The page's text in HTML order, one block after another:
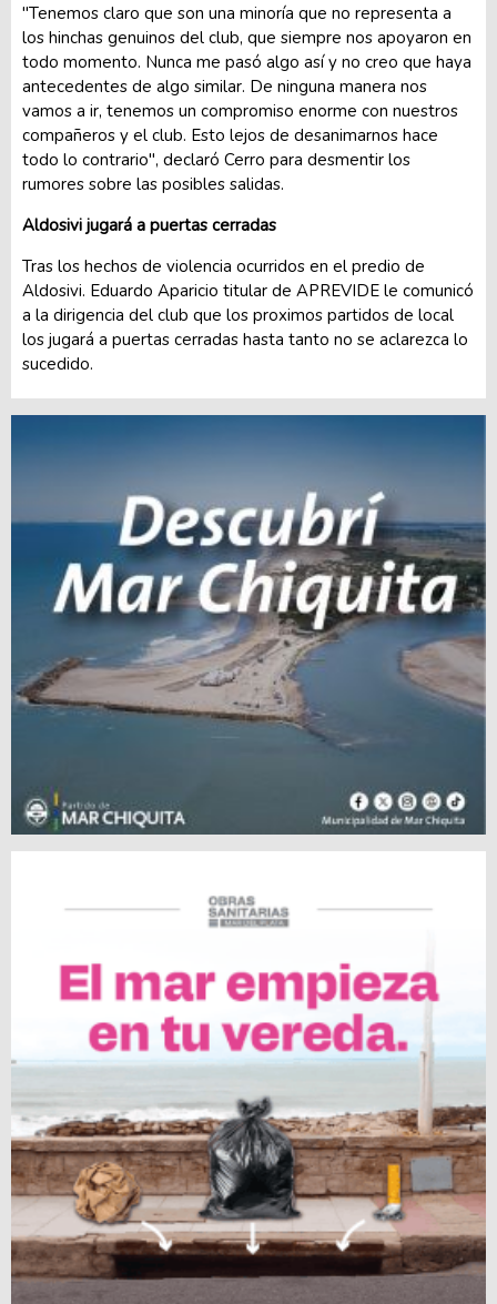
"Tenemos claro que son una minoría que no representa a
los hinchas genuinos del club, que siempre nos apoyaron en
todo momento. Nunca me pasó algo así y no creo que haya
antecedentes de algo similar. De ninguna manera nos
vamos a ir, tenemos un compromiso enorme con nuestros
compañeros y el club. Esto lejos de desanimarnos hace
todo lo contrario", declaró Cerro para desmentir los
rumores sobre las posibles salidas.
Aldosivi jugará a puertas cerradas
Tras los hechos de violencia ocurridos en el predio de
Aldosivi. Eduardo Aparicio titular de APREVIDE le comunicó
a la dirigencia del club que los proximos partidos de local
los jugará a puertas cerradas hasta tanto no se aclarezca lo
sucedido.